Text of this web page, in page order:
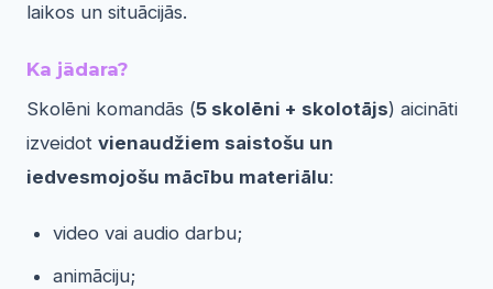
laikos un situācijās.
Ka jādara?
Skolēni komandās (5 skolēni + skolotājs) aicināti
izveidot vienaudžiem saistošu un
iedvesmojošu mācību materiālu:
video vai audio darbu;
animāciju;